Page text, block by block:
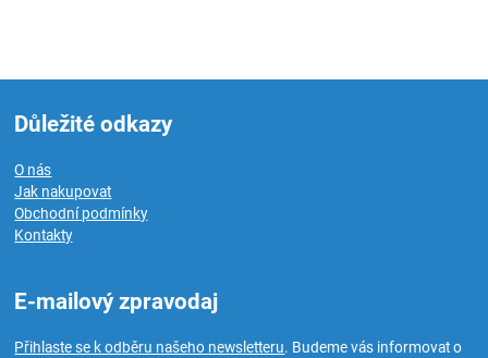
Důležité odkazy
O nás
Jak nakupovat
Obchodní podmínky
Kontakty
E-mailový zpravodaj
Přihlaste se k odběru našeho newsletteru. Budeme vás informovat o